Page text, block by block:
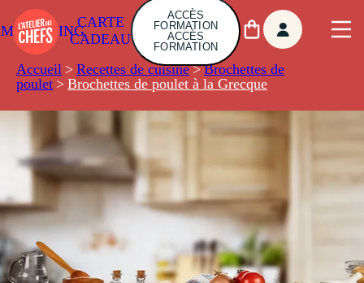
CARTE
CADEAU
ACCÈS
FORMATION
ACCÈS
FORMATION
Accueil > Recettes de cuisine > Brochettes de
poulet > Brochettes de poulet à la Grecque